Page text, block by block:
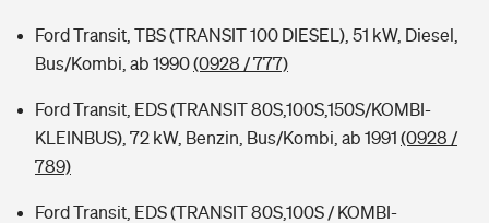
Ford Transit, TBS (TRANSIT 100 DIESEL), 51 kW, Diesel,
Bus/Kombi, ab 1990(0928 / 777)
Ford Transit, EDS (TRANSIT 80S,100S,150S/KOMBI-
KLEINBUS), 72 kW, Benzin, Bus/Kombi, ab 1991 (0928 /
789)
Ford Transit, EDS (TRANSIT 80S,100S / KOMBI-